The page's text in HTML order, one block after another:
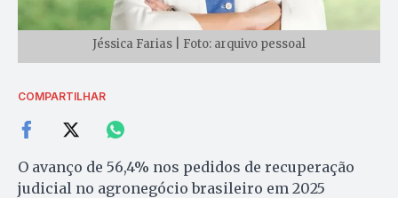
Jéssica Farias | Foto: arquivo pessoal
COMPARTILHAR
O avanço de 56,4% nos pedidos de recuperação
judicial no agronegócio brasileiro em 2025